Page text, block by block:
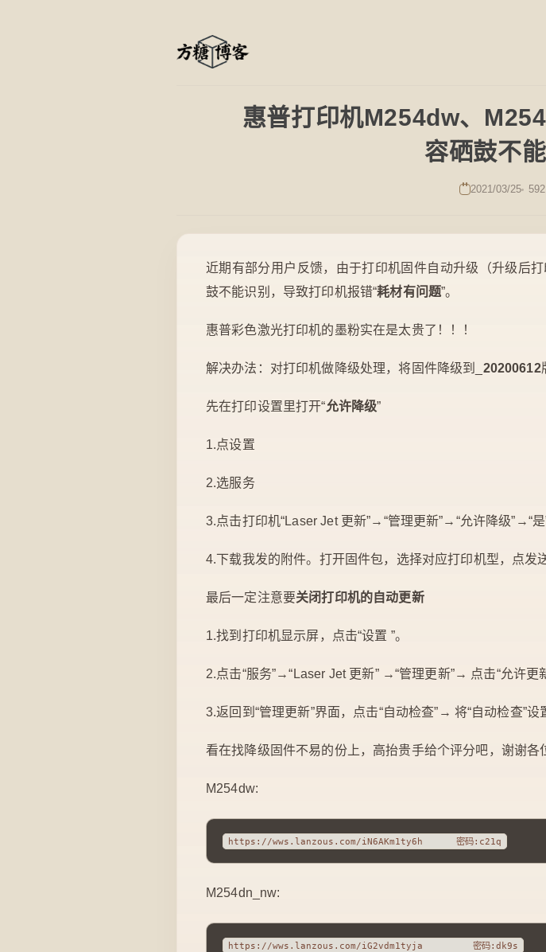
惠普打印机M254dw、
容硒鼓不
2021/03/25
近期有部分用户反馈，由于打印机固件自动升级（升级后
鼓不能识别，导致打印机报错“耗材有问题”。
惠普彩色激光打印机的墨粉实在是太贵了！！！
解决办法：对打印机做降级处理，将固件降级到_ 20200612
先在打印设置里打开“允许降级”
1.点设置
2.选服务
3.点击打印机“Laser Jet 更新”→“管理更新”→“允许降级”→“是”
4.下载我发的附件。打开固件包，选择对应打印机型，点发
最后一定注意要关闭打印机的自动更新
1.找到打印机显示屏，点击“设置 ”。
2.点击“服务”→“Laser Jet 更新” →“管理更新”→ 点击“允许更新
3.返回到“管理更新”界面，点击“自动检查”→ 将“自动检查”设
看在找降级固件不易的份上，高抬贵手给个评分吧，谢谢各
M254dw:
M254dn_nw: